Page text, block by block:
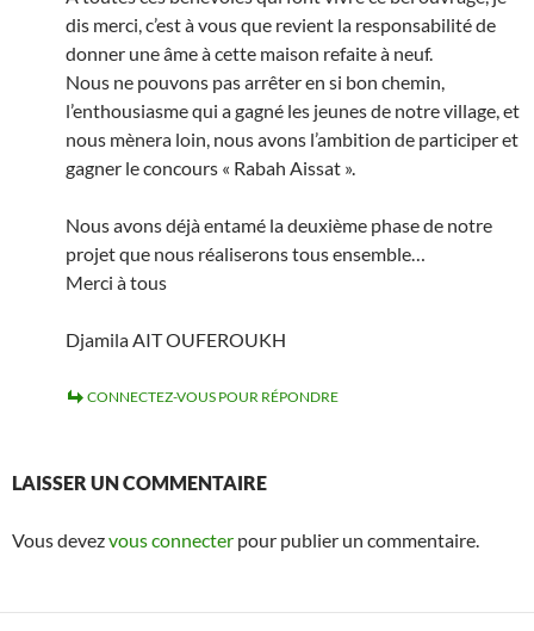
dis merci, c’est à vous que revient la responsabilité de
donner une âme à cette maison refaite à neuf.
Nous ne pouvons pas arrêter en si bon chemin,
l’enthousiasme qui a gagné les jeunes de notre village, et
nous mènera loin, nous avons l’ambition de participer et
gagner le concours « Rabah Aissat ».
Nous avons déjà entamé la deuxième phase de notre
projet que nous réaliserons tous ensemble…
Merci à tous
Djamila AIT OUFEROUKH
CONNECTEZ-VOUS POUR RÉPONDRE
LAISSER UN COMMENTAIRE
Vous devezvous connecter pour publier un commentaire.